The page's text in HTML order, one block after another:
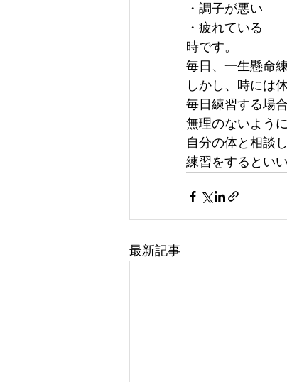
・調子が悪い
・疲れている
時です。
毎日、一生懸命
しかし、時には
毎日練習する場合
無理のないよう
自分の体と相談
練習をするとい
最新記事